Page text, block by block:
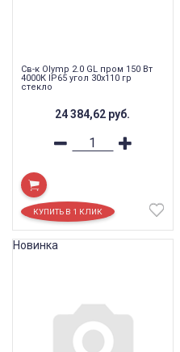
Св-к Olymp 2.0 GL пром 150 Вт
4000К IP65 угол 30x110 гр
стекло
24 384,62 руб.
Новинка